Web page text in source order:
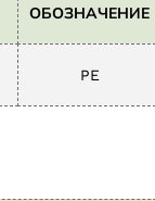
ОБОЗНАЧЕНИЕ
PE